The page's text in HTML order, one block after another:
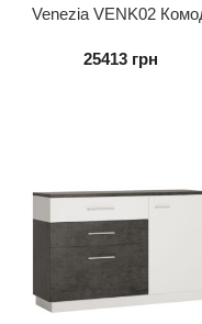
Venezia VENK02
25413 грн